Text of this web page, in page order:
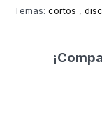
Temas: cortos